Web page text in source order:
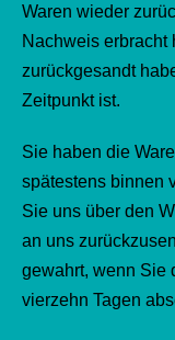
Waren wieder
Nachweis erbracht
zurückgesandt
Zeitpunkt ist.
Sie haben die
spätestens binnen
Sie uns über den
an uns
gewahrt, wenn Sie
vierzehn Tagen